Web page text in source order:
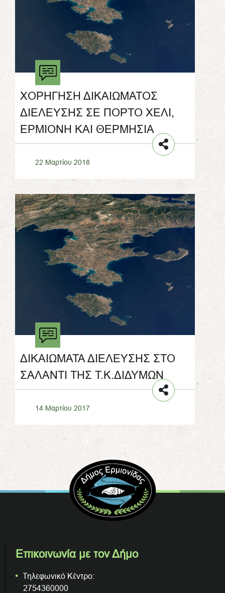
ΧΟΡΗΓΗΣΗ ΔΙΚΑΙΩΜΑΤΟΣ
ΔΙΕΛΕΥΣΗΣ ΣΕ ΠΟΡΤΟ ΧΕΛΙ,
ΕΡΜΙΟΝΗ ΚΑΙ ΘΕΡΜΗΣΙΑ
22 Μαρτίου 2018
ΔΙΚΑΙΩΜΑΤΑ ΔΙΕΛΕΥΣΗΣ ΣΤΟ
ΣΑΛΑΝΤΙ ΤΗΣ Τ.Κ.ΔΙΔΥΜΩΝ
14 Μαρτίου 2017
Επικοινωνία με τον Δήμο
Τηλεφωνικό Κέντρο:
2754360000